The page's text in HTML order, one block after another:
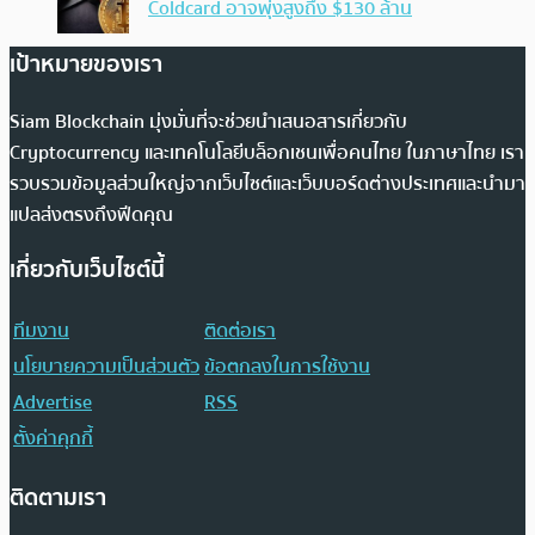
Coldcard อาจพุ่งสูงถึง $130 ล้าน
เป้าหมายของเรา
Siam Blockchain มุ่งมั่นที่จะช่วยนำเสนอสารเกี่ยวกับ
Cryptocurrency และเทคโนโลยีบล็อกเชนเพื่อคนไทย ในภาษาไทย เรา
รวบรวมข้อมูลส่วนใหญ่จากเว็บไซต์และเว็บบอร์ดต่างประเทศและนำมา
แปลส่งตรงถึงฟีดคุณ
เกี่ยวกับเว็บไซต์นี้
ทีมงาน
ติดต่อเรา
นโยบายความเป็นส่วนตัวข้อตกลงในการใช้งาน
Advertise
RSS
ตั้งค่าคุกกี้
ติดตามเรา